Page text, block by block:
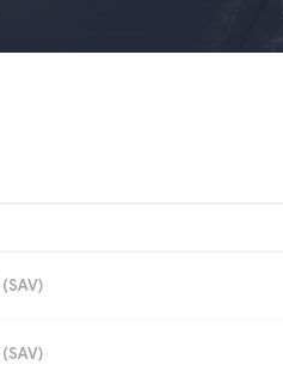
(SAV)
(SAV)